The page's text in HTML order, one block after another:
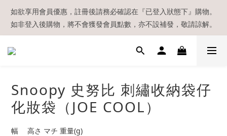
【現貨區】內款式均為在港現貨，現貨區以外的所有貨品都需要訂
貨喔！
如欲享用會員優惠，註冊後請務必確認在『已登入狀態下』購物。
如非登入後購物，將不會獲發會員點數，亦不設補發，敬請諒解。
溫馨提示：所有順豐快遞／本地及國際郵遞寄出後，本店只會以電
【現貨區】內款式均為在港現貨，現貨區以外的所有貨品都需要訂
貨喔！
Snoopy 史努比 刺繡收納袋仔
化妝袋（JOE COOL）
幅	高さ	マチ	重量(g)